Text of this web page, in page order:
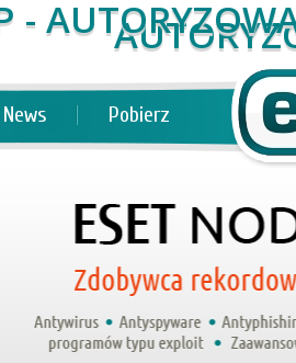
News Pobierz